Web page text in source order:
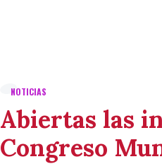
NOTICIAS
Abiertas las
Congreso